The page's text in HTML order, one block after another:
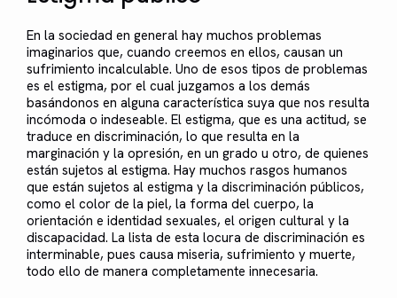
En la sociedad en general hay muchos problemas
imaginarios que, cuando creemos en ellos, causan un
sufrimiento incalculable. Uno de esos tipos de problemas
es el estigma, por el cual juzgamos a los demás
basándonos en alguna característica suya que nos resulta
incómoda o indeseable. El estigma, que es una actitud, se
traduce en discriminación, lo que resulta en la
marginación y la opresión, en un grado u otro, de quienes
están sujetos al estigma. Hay muchos rasgos humanos
que están sujetos al estigma y la discriminación públicos,
como el color de la piel, la forma del cuerpo, la
orientación e identidad sexuales, el origen cultural y la
discapacidad. La lista de esta locura de discriminación es
interminable, pues causa miseria, sufrimiento y muerte,
todo ello de manera completamente innecesaria.